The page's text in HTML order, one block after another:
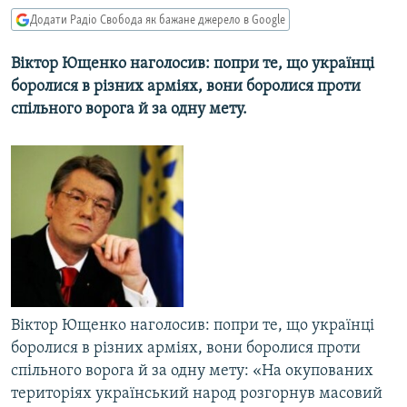
пошуку
УКРАЇНА
СВІТ
ТИ ЯК?
СХЕМИ
КИТАЙ.ВИКЛИКИ
ФОТО
СПЕЦПРОЄКТИ
ПОДКАСТИ
КРИМ РЕАЛІЇ
РУС
УКР
КТАТ
Додати Радіо Свобода як бажане джерело в Google
Вiктор Ющенко наголосив: попри те, що українцi
боролися в рiзних армiях, вони боролися проти
спiльного ворога й за одну мету.
Вiктор Ющенко наголосив: попри те, що українцi
боролися в рiзних армiях, вони боролися проти
спiльного ворога й за одну мету: «На окупованих
територіях український народ розгорнув масовий